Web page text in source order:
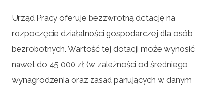
Urząd Pracy oferuje bezzwrotną dotację na
rozpoczęcie działalności gospodarczej dla osób
bezrobotnych. Wartość tej dotacji może wynosić
nawet do 45 000 zł (w zależności od średniego
wynagrodzenia oraz zasad panujących w danym